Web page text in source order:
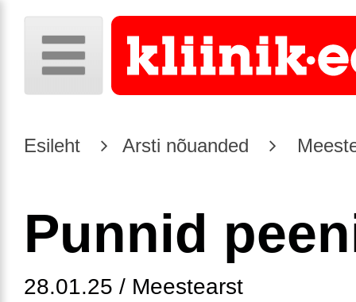
Esileht Arsti nõuanded
Punnid
28.01.25 / Meestearst